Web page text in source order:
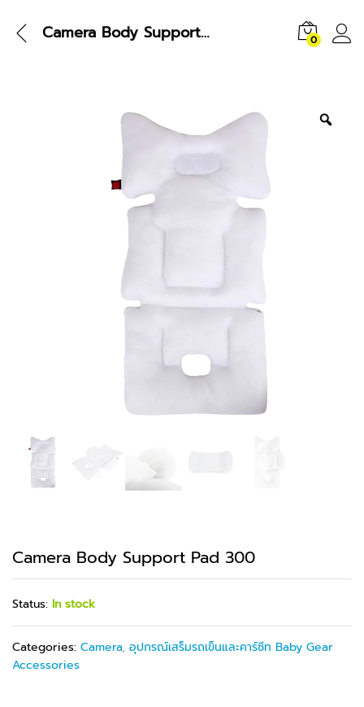
Camera Body Support Pad 300 0
Camera Body Support Pad 300
Status: In stock
Categories: Camera, อุปกรณ์เสร็มรถเข็นและคาร์ซีท Baby Gear
Accessories